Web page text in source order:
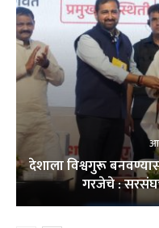
देशाला विश्वगुरू
गरजेचे :